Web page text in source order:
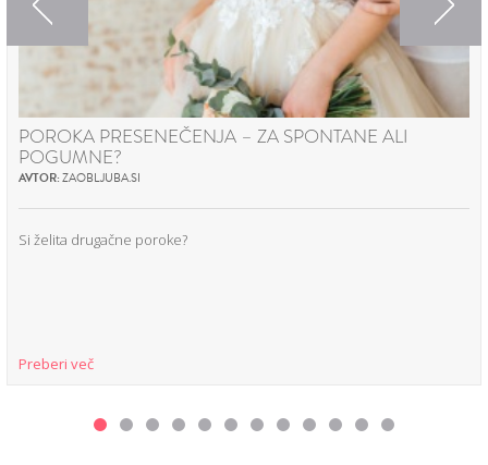
Previous
POROKA PRESENEČENJA – ZA SPONTANE ALI
POGUMNE?
AVTOR:ZAOBLJUBA.SI
Si želita drugačne poroke?
Preberi več
Next